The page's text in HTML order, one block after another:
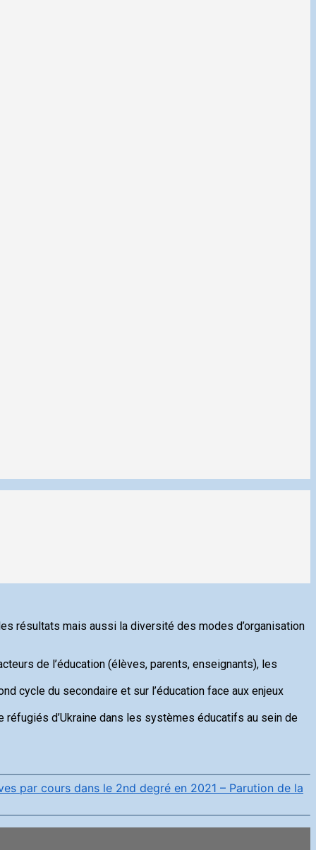
résultats mais aussi la diversité des modes d’organisation
de l’éducation (élèves, parents, enseignants), les
cycle du secondaire et sur l’éducation face aux enjeux
réfugiés d’Ukraine dans les systèmes éducatifs au sein de
par cours dans le 2nd degré en 2021 – Parution de la